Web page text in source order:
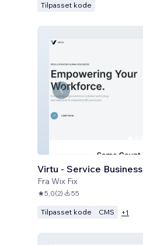
Tilpasset kode
Virtu - Service Business
Fra Wix Fix
5,0(2) 55
Tilpasset kode CMS +1